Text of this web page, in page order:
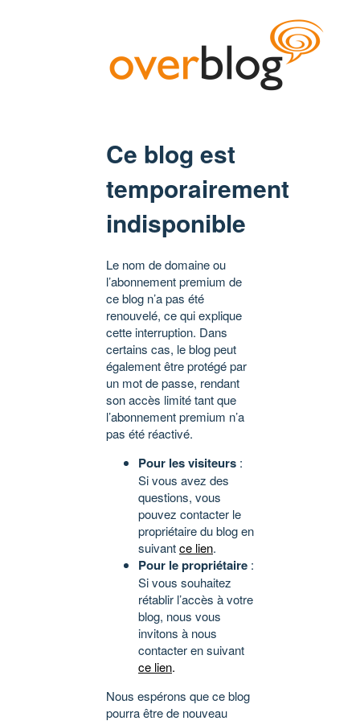
Ce blog est
temporairement
indisponible
Le nom de domaine ou
l’abonnement premium de
ce blog n’a pas été
renouvelé, ce qui explique
cette interruption. Dans
certains cas, le blog peut
également être protégé par
un mot de passe, rendant
son accès limité tant que
l’abonnement premium n’a
pas été réactivé.
Pour les visiteurs :
Si vous avez des
questions, vous
pouvez contacter le
propriétaire du blog en
suivantce lien.
Pour le propriétaire :
Si vous souhaitez
rétablir l’accès à votre
blog, nous vous
invitons à nous
contacter en suivant
ce lien.
Nous espérons que ce blog
pourra être de nouveau